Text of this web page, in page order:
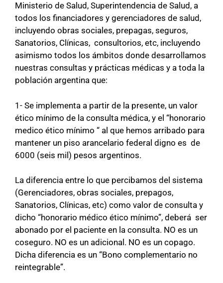
Ministerio de Salud, Superintendencia de Salud, a
todos los financiadores y gerenciadores de salud,
incluyendo obras sociales, prepagas, seguros,
Sanatorios, Clínicas, consultorios, etc, incluyendo
asimismo todos los ámbitos donde desarrollamos
nuestras consultas y prácticas médicas y a toda la
población argentina que:
1- Se implementa a partir de la presente, un valor
ético mínimo de la consulta médica, y el “honorario
medico ético mínimo “ al que hemos arribado para
mantener un piso arancelario federal digno es de
6000 (seis mil) pesos argentinos.
La diferencia entre lo que percibamos del sistema
(Gerenciadores, obras sociales, prepagos,
Sanatorios, Clínicas, etc) como valor de consulta y
dicho “honorario médico ético mínimo”, deberá ser
abonado por el paciente en la consulta. NO es un
coseguro. NO es un adicional. NO es un copago.
Dicha diferencia es un “Bono complementario no
reintegrable”.